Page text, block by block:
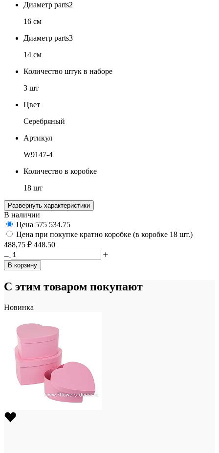
Диаметр parts2
16 см
Диаметр parts3
14 см
Количество штук в наборе
3 шт
Цвет
Серебряный
Артикул
W9147-4
Количество в коробке
18 шт
Развернуть характеристики
В наличии
Цена 575 534.75
Цена при покупке кратно коробке (в коробке 18 шт.)
488,75 ₽ 448.50
В корзину
С этим товаром покупают
Новинка